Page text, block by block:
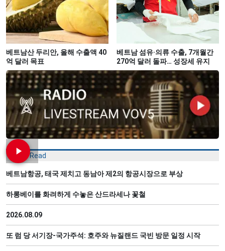
베트남산 두리안, 올해 수출액 40
억 달러 목표
베트남 섬유·의류 수출, 7개월간
270억 달러 돌파… 성장세 유지
Most Read
베트남항공, 태국 제치고 동남아 제2의 항공시장으로 부상
하롱베이를 화려하게 수놓은 산드라세나 꽃철
2026.08.09
또 럼 당 서기장-국가주석: 호주와 뉴질랜드 국빈 방문 일정 시작